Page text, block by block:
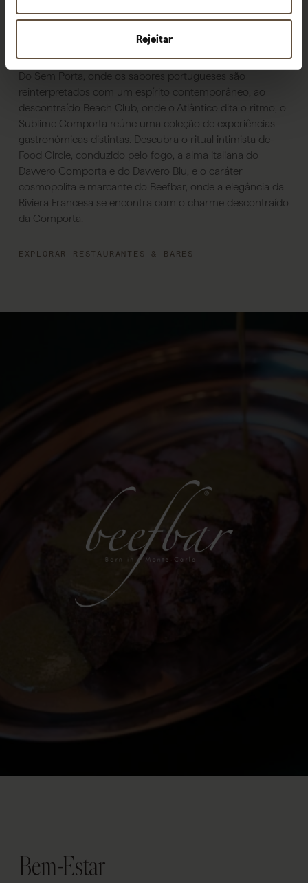
Rejeitar
Do Sem Porta, onde os sabores portugueses são
reinterpretados com um espírito contemporâneo, ao
descontraído Beach Club, onde o Atlântico dita o ritmo, o
Sublime Comporta reúne uma coleção de experiências
gastronómicas distintas. Descubra o ritual intimista de
Food Circle, conduzido pelo fogo, a alma italiana do
Davvero Comporta e do Davvero Blu, e o caráter
cosmopolita e marcante do Beefbar, onde a elegância da
Riviera Francesa se encontra com o charme descontraído
da Comporta.
EXPLORAR RESTAURANTES & BARES
Bem-Estar